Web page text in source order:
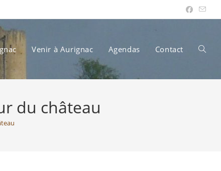
Venir à Aurignac Agendas Contact Toggle
du château